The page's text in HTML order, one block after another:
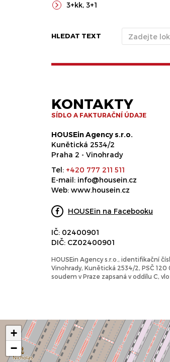
3+kk, 3+1
HLEDAT TEXT
KONTAKTY
SÍDLO A FAKTURAČNÍ ÚDAJE
HOUSEin Agency s.r.o.
Kunětická 2534/2
Praha 2 - Vinohrady
Tel: +420 777 211 511
E-mail: info@housein.cz
Web: www.housein.cz
HOUSEin na Facebooku
IČ: 02400901
DIČ: CZ02400901
HOUSEin Agency s.r.o., identifikační
Vinohrady, Kunětická 2534/2, PSČ
soudem v Praze zapsaná v oddílu C,
+
−